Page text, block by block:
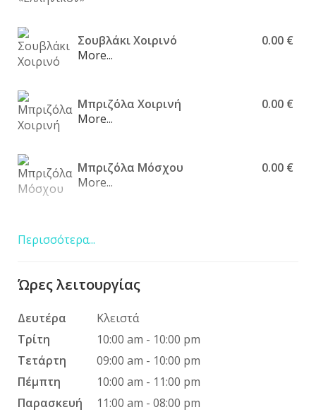
Σουβλάκι Χοιρινό
0.00 €
More...
Μπριζόλα Χοιρινή
0.00 €
More...
Μπριζόλα Μόσχου
0.00 €
More...
More...
Φιλέτο Χοιρινό
More...
Φιλέτο Χοιρινό Γεμιστό
More...
Περισσότερα...
Ώρες λειτουργίας
Δευτέρα
Κλειστά
Τρίτη
10:00 am - 10:00 pm
Τετάρτη
09:00 am - 10:00 pm
Πέμπτη
10:00 am - 11:00 pm
Παρασκευή
11:00 am - 08:00 pm